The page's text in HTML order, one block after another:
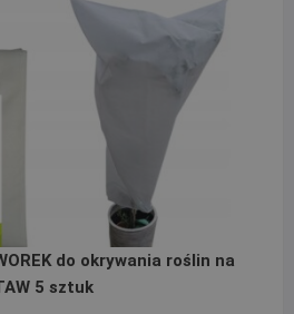
do okrywania roślin na
5 sztuk